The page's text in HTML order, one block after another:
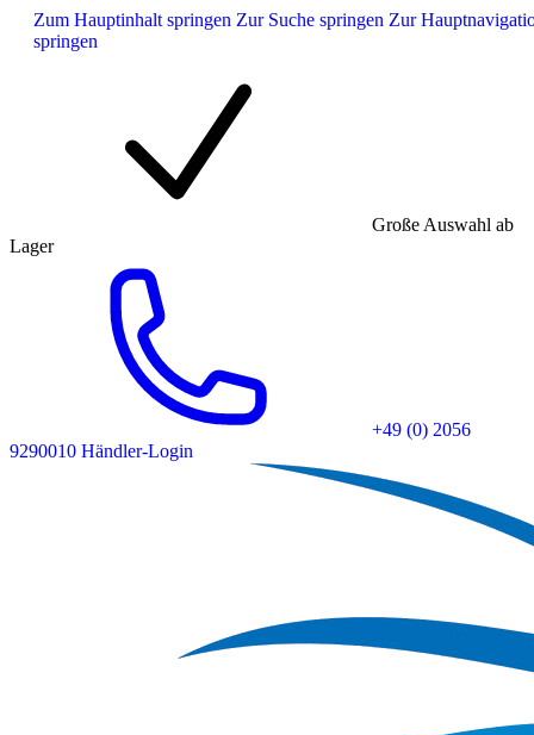
Zum Hauptinhalt springen Zur Suche springen Zur
springen
Große Auswahl ab
Lager
+49 (0) 2056
9290010 Händler-Login